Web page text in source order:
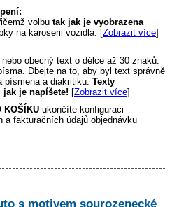
volbu tak jak je vyobrazena
na karoserii vozidla. [Zobrazit více]
nebo obecný text o délce až 30 znaků.
Dbejte na to, aby byl text správně
písmena a diakritiku. Texty
je napíšete! [Zobrazit více]
KOŠÍKU ukončíte konfiguraci
a fakturačních údajů objednávku
s motivem sourozenecké